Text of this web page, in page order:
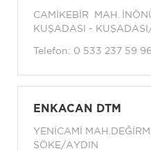
CAMİKEBİR MAH.
KUŞADASI -
Telefon: 0 533 237 59
ENKACAN DTM
YENİCAMİ
SÖKE/AYDIN